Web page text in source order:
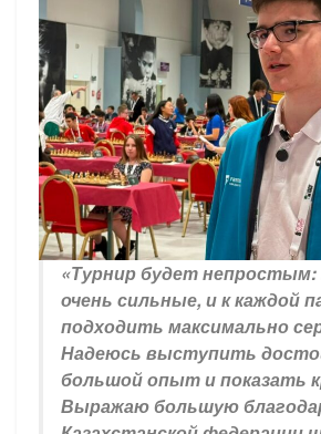
«Турнир будет непростым:
очень сильные, и к каждой
подходить максимально
Надеюсь выступить
большой опыт и показать
Выражаю большую